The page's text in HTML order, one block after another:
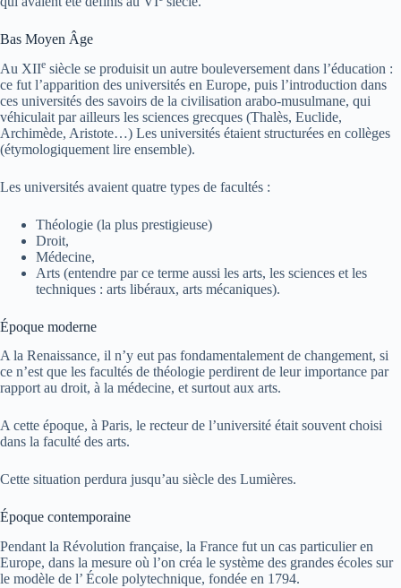
Bas Moyen Âge
Au XIIe siècle se produisit un autre bouleversement dans l’éducation :
ce fut l’apparition des universités en Europe, puis l’introduction dans
ces universités des savoirs de la civilisation arabo-musulmane, qui
véhiculait par ailleurs les sciences grecques (Thalès, Euclide,
Archimède, Aristote…) Les universités étaient structurées en collèges
(étymologiquement lire ensemble).
Les universités avaient quatre types de facultés :
Théologie (la plus prestigieuse)
Droit,
Médecine,
Arts (entendre par ce terme aussi les arts, les sciences et les
techniques : arts libéraux, arts mécaniques).
Époque moderne
A la Renaissance, il n’y eut pas fondamentalement de changement, si
ce n’est que les facultés de théologie perdirent de leur importance par
rapport au droit, à la médecine, et surtout aux arts.
A cette époque, à Paris, le recteur de l’université était souvent choisi
dans la faculté des arts.
Cette situation perdura jusqu’au siècle des Lumières.
Époque contemporaine
Pendant la Révolution française, la France fut un cas particulier en
Europe, dans la mesure où l’on créa le système des grandes écoles sur
le modèle de l’ École polytechnique, fondée en 1794.